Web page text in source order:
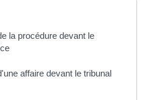
la procédure devant le
affaire devant le tribunal